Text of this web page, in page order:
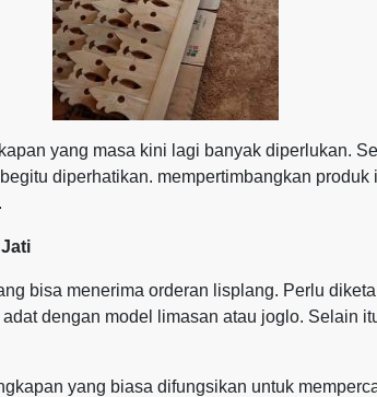
yang masa kini lagi banyak diperlukan.
diperhatikan. mempertimbangkan produk
bisa menerima orderan lisplang. Perlu
dengan model limasan atau joglo. Selain
yang biasa difungsikan untuk